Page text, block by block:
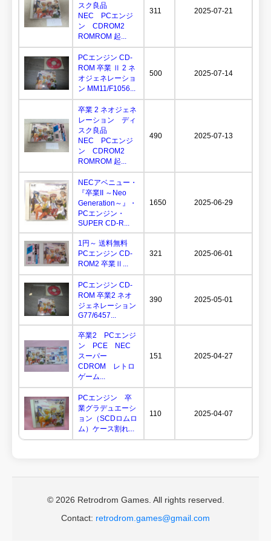
スク良品
NEC PCエンジ
ン CDROM2
ROMROM 起...
311 2025-07-21
PCエンジン CD-
ROM 卒業 Ⅱ 2 ネ
オジェネレーショ
ン MM11/F1056...
500 2025-07-14
卒業 2 ネオジェネ
レーション ディ
スク良品
NEC PCエンジ
ン CDROM2
ROMROM 起...
490 2025-07-13
NECアベニュー・
『卒業II ～Neo
Generation～』・
PCエンジン・
SUPER CD-R...
1650 2025-06-29
1円～ 送料無料
PCエンジン CD-
ROM2 卒業Ⅱ...
321 2025-06-01
PCエンジン CD-
ROM 卒業2 ネオ
ジェネレーション
G77/6457...
390 2025-05-01
卒業2 PCエンジ
ン PCE NEC
スーパー
CDROM レトロ
ゲーム...
151 2025-04-27
PCエンジン 卒
業グラデュエーシ
ョン（SCDロムロ
ム）ケース割れ...
110 2025-04-07
© 2026 Retrodrom Games. All rights reserved.
Contact: retrodrom.games@gmail.com